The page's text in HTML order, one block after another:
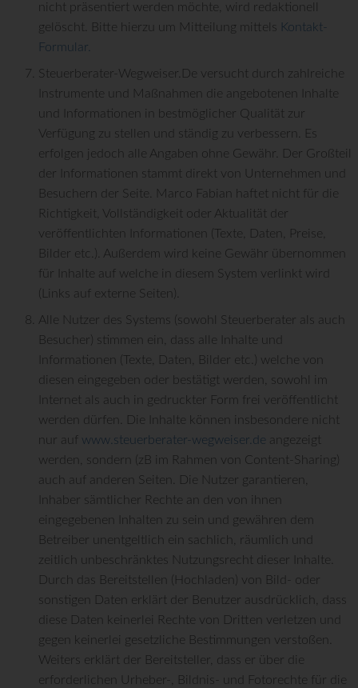
nicht präsentiert werden möchte, wird redaktionell
gelöscht. Bitte hierzu um Mitteilung mittels Kontakt-
Formular.
Steuerberater-Wegweiser.De versucht durch zahlreiche
Instrumente und Maßnahmen die angebotenen Inhalte
und Informationen in bestmöglicher Qualität zur
Verfügung zu stellen und ständig zu verbessern. Es
erfolgen jedoch alle Angaben ohne Gewähr. Der Großteil
der Informationen stammt direkt von Unternehmen und
Besuchern der Seite. Marco Fabian haftet nicht für die
Richtigkeit, Vollständigkeit oder Aktualität der
veröffentlichten Informationen (Texte, Daten, Preise,
Bilder etc.). Außerdem wird keine Gewähr übernommen
für Inhalte auf welche in diesem System verlinkt wird
(Links auf externe Seiten).
Alle Nutzer des Systems (sowohl Steuerberater als auch
Besucher) stimmen ein, dass alle Inhalte und
Informationen (Texte, Daten, Bilder etc.) welche von
diesen eingegeben oder bestätigt werden, sowohl im
Internet als auch in gedruckter Form frei veröffentlicht
werden dürfen. Die Inhalte können insbesondere nicht
nur auf www.steuerberater-wegweiser.de angezeigt
werden, sondern (zB im Rahmen von Content-Sharing)
auch auf anderen Seiten. Die Nutzer garantieren,
Inhaber sämtlicher Rechte an den von ihnen
eingegebenen Inhalten zu sein und gewähren dem
Betreiber unentgeltlich ein sachlich, räumlich und
zeitlich unbeschränktes Nutzungsrecht dieser Inhalte.
Durch das Bereitstellen (Hochladen) von Bild- oder
sonstigen Daten erklärt der Benutzer ausdrücklich, dass
diese Daten keinerlei Rechte von Dritten verletzen und
gegen keinerlei gesetzliche Bestimmungen verstoßen.
Weiters erklärt der Bereitsteller, dass er über die
erforderlichen Urheber-, Bildnis- und Fotorechte für die